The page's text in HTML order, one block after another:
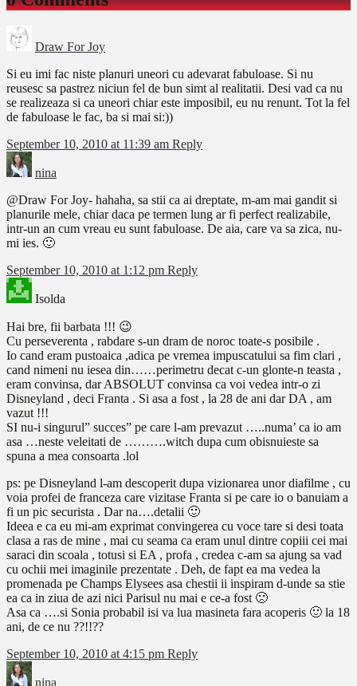
Draw For Joy
Si eu imi fac niste planuri uneori cu adevarat fabuloase. Si nu
reusesc sa pastrez niciun fel de bun simt al realitatii. Desi vad ca nu
se realizeaza si ca uneori chiar este imposibil, eu nu renunt. Tot la fel
de fabuloase le fac, ba si mai si:))
September 10, 2010 at 11:39 am Reply
nina
@Draw For Joy- hahaha, sa stii ca ai dreptate, m-am mai gandit si
planurile mele, chiar daca pe termen lung ar fi perfect realizabile,
intr-un an cum vreau eu sunt fabuloase. De aia, care va sa zica, nu-
mi ies. 🙂
September 10, 2010 at 1:12 pm Reply
Isolda
Hai bre, fii barbata !!! 😉
Cu perseverenta , rabdare s-un dram de noroc toate-s posibile .
Io cand eram pustoaica ,adica pe vremea impuscatului sa fim clari ,
cand nimeni nu iesea din……perimetru decat c-un glonte-n teasta ,
eram convinsa, dar ABSOLUT convinsa ca voi vedea intr-o zi
Disneyland , deci Franta . Si asa a fost , la 28 de ani dar DA , am
vazut !!!
SI nu-i singurul” succes” pe care l-am prevazut …..numa’ ca io am
asa …neste veleitati de ……….witch dupa cum obisnuieste sa
spuna a mea consoarta .lol
ps: pe Disneyland l-am descoperit dupa vizionarea unor diafilme , cu
voia profei de franceza care vizitase Franta si pe care io o banuiam a
fi un pic securista . Dar na….detalii 🙂
Ideea e ca eu mi-am exprimat convingerea cu voce tare si desi toata
clasa a ras de mine , mai cu seama ca eram unul dintre copiii cei mai
saraci din scoala , totusi si EA , profa , credea c-am sa ajung sa vad
cu ochii mei imaginile prezentate . Deh, de fapt ea ma vedea la
promenada pe Champs Elysees asa chestii ii inspiram d-unde sa stie
ea ca in ziua de azi nici Parisul nu mai e ce-a fost 🙁
Asa ca ….si Sonia probabil isi va lua masineta fara acoperis 🙂 la 18
ani, de ce nu ??!!??
September 10, 2010 at 4:15 pm Reply
nina